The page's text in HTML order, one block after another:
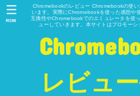
Chromebookのレビュー Chromebookの使い
います。実際にChromebookを使った感想や
互換性やChromebookでのエミュレータを使
ューしていきます。本サイトはプロモー
レビュ
MENU